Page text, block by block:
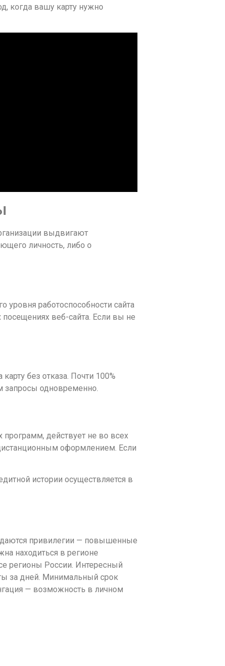
когда вашу карту нужно
выдвигают
личность, либо о
работоспособности сайта
веб-сайта. Если вы не
без отказа. Почти 100%
запросы одновременно.
программ, действует не во всех
оформлением. Если
истории осуществляется в
даются привилегии — повышенные
находиться в регионе
регионы России. Интересный
за дней. Минимальный срок
— возможность в личном